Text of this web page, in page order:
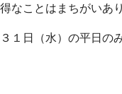
なことはまちがいあ
１日（水）の平日のみ